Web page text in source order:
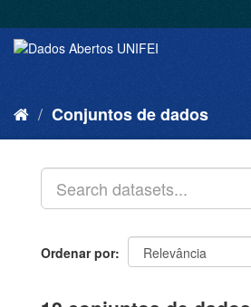
Conjuntos de dados
Ordenar por